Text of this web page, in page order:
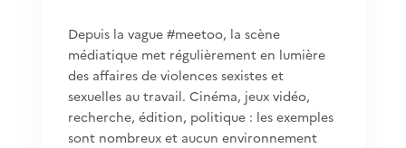
Depuis la vague #meetoo, la scène
médiatique met régulièrement en lumière
des affaires de violences sexistes et
sexuelles au travail. Cinéma, jeux vidéo,
recherche, édition, politique : les exemples
sont nombreux et aucun environnement